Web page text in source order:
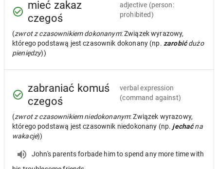
mieć zakaz
czegoś
adjective (person:
prohibited)
(zwrot z czasownikiem dokonanym: Związek wyrazowy,
którego podstawą jest czasownik dokonany (np. zarobićdużo
pieniędzy))
zabraniać komuś
czegoś
verbal expression
(command against)
(zwrot z czasownikiem niedokonanym: Związek wyrazowy,
którego podstawą jest czasownik niedokonany (np. jechaćna
wakacje))
John's parents forbade him to spend any more time with